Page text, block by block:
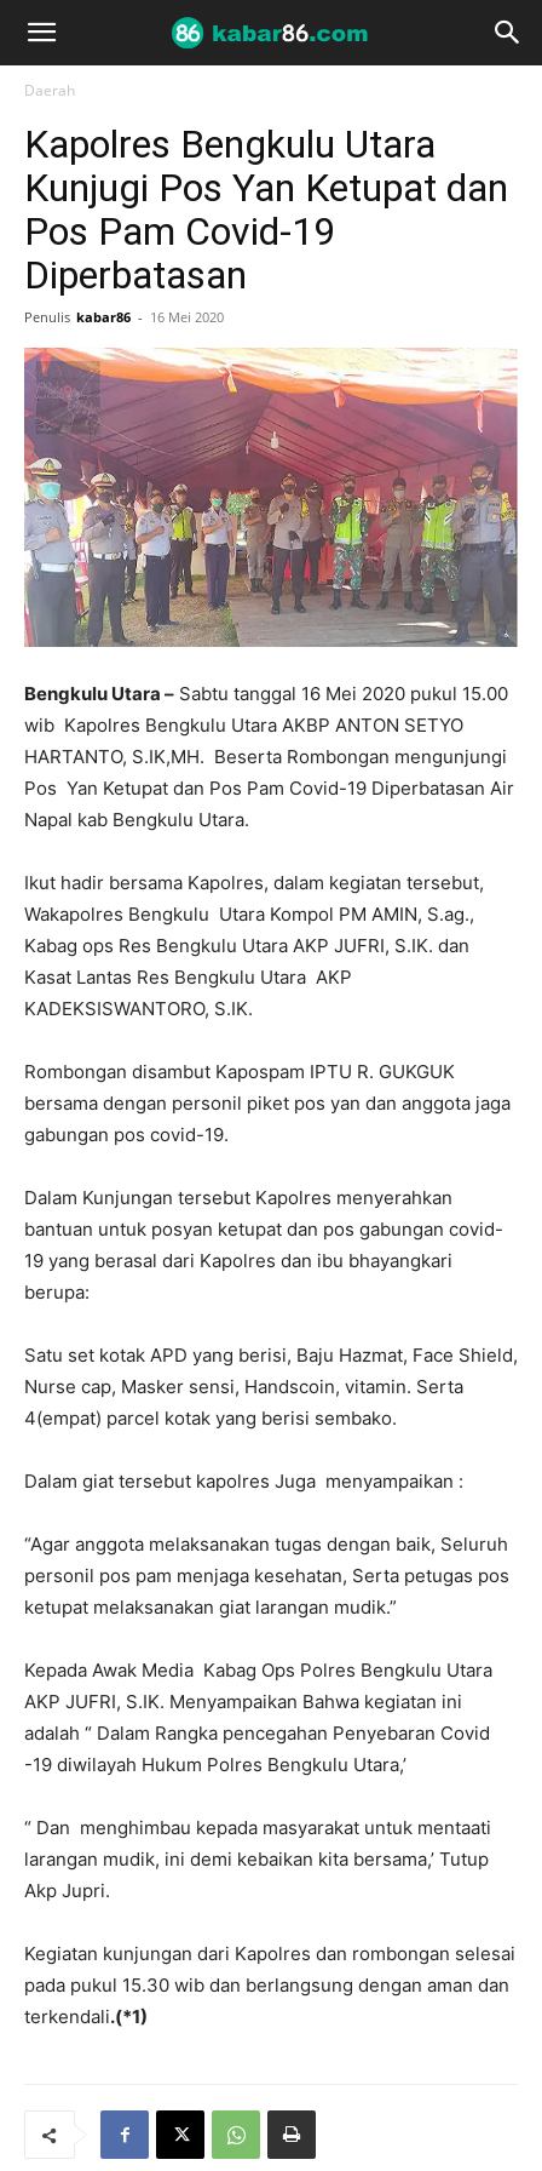
Daerah
Kapolres Bengkulu Utara
Kunjugi Pos Yan Ketupat dan
Pos Pam Covid-19
Diperbatasan
Penulis kabar86 - 16 Mei 2020
Bengkulu Utara – Sabtu tanggal 16 Mei 2020 pukul 15.00
wib Kapolres Bengkulu Utara AKBP ANTON SETYO
HARTANTO, S.IK,MH. Beserta Rombongan mengunjungi
Pos Yan Ketupat dan Pos Pam Covid-19 Diperbatasan Air
Napal kab Bengkulu Utara.
Ikut hadir bersama Kapolres, dalam kegiatan tersebut,
Wakapolres Bengkulu Utara Kompol PM AMIN, S.ag.,
Kabag ops Res Bengkulu Utara AKP JUFRI, S.IK. dan
Kasat Lantas Res Bengkulu Utara AKP
KADEKSISWANTORO, S.IK.
Rombongan disambut Kapospam IPTU R. GUKGUK
bersama dengan personil piket pos yan dan anggota jaga
gabungan pos covid-19.
Dalam Kunjungan tersebut Kapolres menyerahkan
bantuan untuk posyan ketupat dan pos gabungan covid-
19 yang berasal dari Kapolres dan ibu bhayangkari
berupa:
Satu set kotak APD yang berisi, Baju Hazmat, Face Shield,
Nurse cap, Masker sensi, Handscoin, vitamin. Serta
4(empat) parcel kotak yang berisi sembako.
Dalam giat tersebut kapolres Juga menyampaikan :
“Agar anggota melaksanakan tugas dengan baik, Seluruh
personil pos pam menjaga kesehatan, Serta petugas pos
ketupat melaksanakan giat larangan mudik.”
Kepada Awak Media Kabag Ops Polres Bengkulu Utara
AKP JUFRI, S.IK. Menyampaikan Bahwa kegiatan ini
adalah “ Dalam Rangka pencegahan Penyebaran Covid
-19 diwilayah Hukum Polres Bengkulu Utara,’
“ Dan menghimbau kepada masyarakat untuk mentaati
larangan mudik, ini demi kebaikan kita bersama,’ Tutup
Akp Jupri.
Kegiatan kunjungan dari Kapolres dan rombongan selesai
pada pukul 15.30 wib dan berlangsung dengan aman dan
terkendali.(*1)